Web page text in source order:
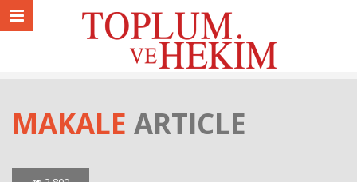
MAKALE ARTICLE